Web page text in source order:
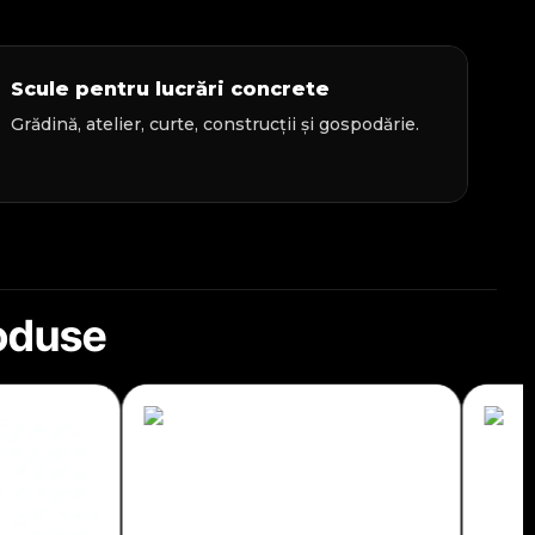
Scule pentru lucrări concrete
Grădină, atelier, curte, construcții și gospodărie.